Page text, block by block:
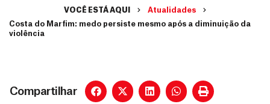
VOCÊ ESTÁ AQUI
Atualidades
Costa do Marfim: medo persiste mesmo após a diminuição da
violência
Compartilhar